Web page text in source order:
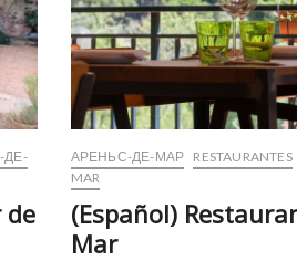
ДЕ-
de
АРЕНЬС-ДЕ-МАР RESTAURANTES
MAR
(Español)
Mar